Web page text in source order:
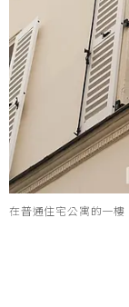
在普通住宅公寓的一